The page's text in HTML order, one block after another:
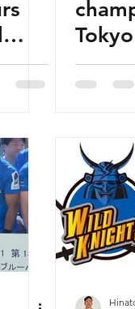
pour